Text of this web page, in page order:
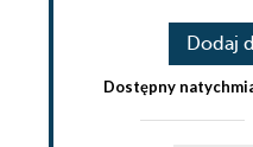
Dodaj
Dostępny